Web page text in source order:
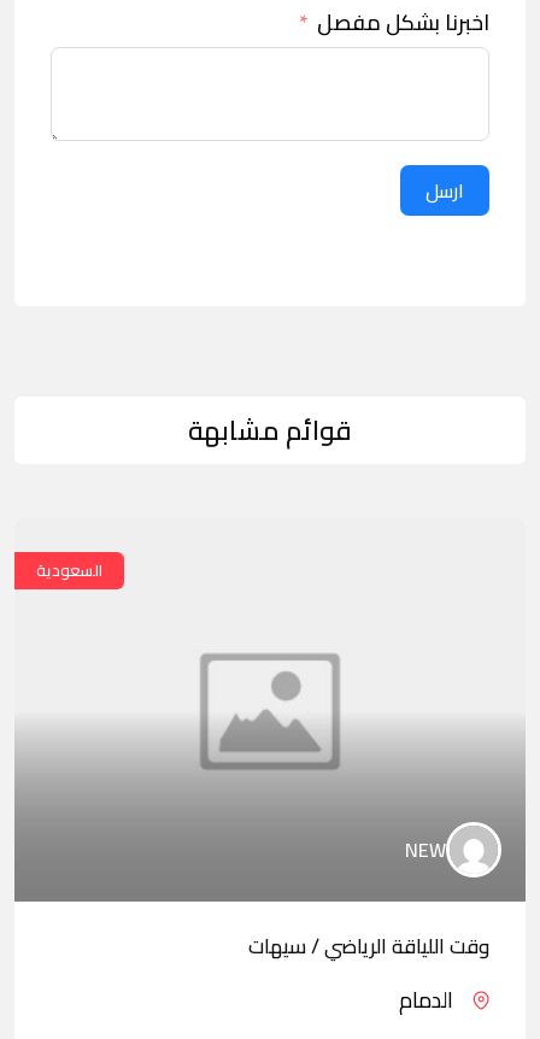
اخبرنا بشكل مفصل
ارسل
قوائم مشابهة
السعودية
NEW
وقت اللياقة الرياضي / سيهات
الدمام